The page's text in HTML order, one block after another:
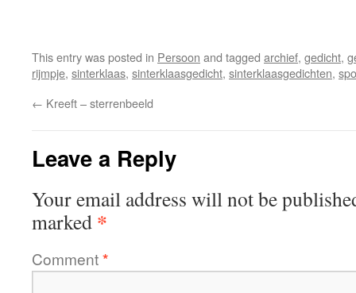
This entry was posted in Persoon and tagged archief, gedicht,
rijmpje, sinterklaas, sinterklaasgedicht, sinterklaasgedichten,
← Kreeft – sterrenbeeld
Leave a Reply
Your email address will not be
marked *
Comment*